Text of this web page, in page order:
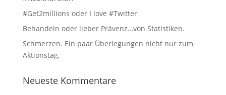
#Get2millions oder I love #Twitter
Behandeln oder lieber Prävenz…von Statistiken.
Schmerzen. Ein paar Überlegungen nicht nur zum
Aktionstag.
Neueste Kommentare